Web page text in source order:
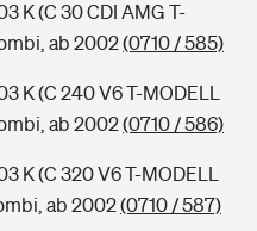
K (C 30 CDI AMG T-
ab 2002(0710 / 585)
K (C 240 V6 T-MODELL
ab 2002(0710 / 586)
K (C 320 V6 T-MODELL
ab 2002(0710 / 587)